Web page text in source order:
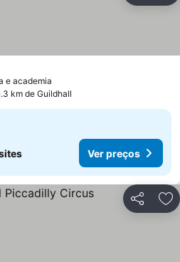
e academia
km de Guildhall
Ver preços
Partilhar